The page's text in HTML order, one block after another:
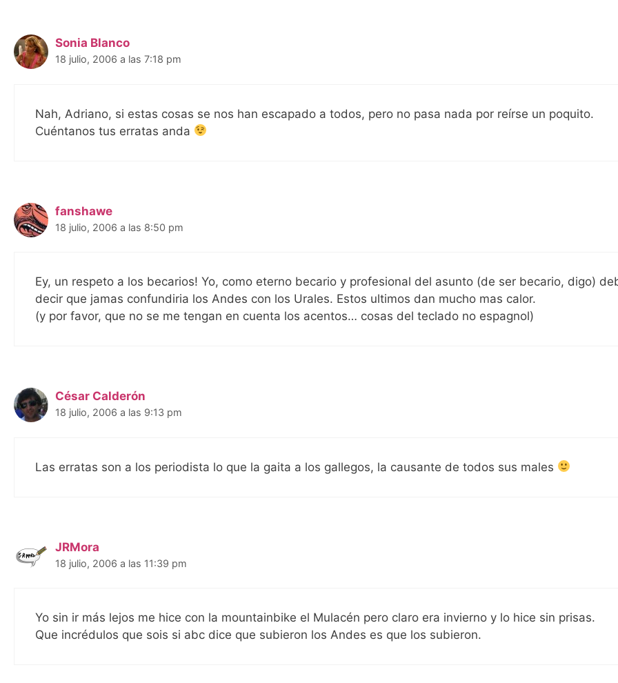
Sonia Blanco
18 julio, 2006 a las 7:18 pm
Nah, Adriano, si estas cosas se nos han escapado a todos, pero no pasa nada por reírse un poquito.
Cuéntanos tus erratas anda
fanshawe
18 julio, 2006 a las 8:50 pm
Ey, un respeto a los becarios! Yo, como eterno becario y profesional del asunto (de ser becario, digo)
decir que jamas confundiria los Andes con los Urales. Estos ultimos dan mucho mas calor.
(y por favor, que no se me tengan en cuenta los acentos… cosas del teclado no espagnol)
César Calderón
18 julio, 2006 a las 9:13 pm
Las erratas son a los periodista lo que la gaita a los gallegos, la causante de todos sus males
JRMora
18 julio, 2006 a las 11:39 pm
Yo sin ir más lejos me hice con la mountainbike el Mulacén pero claro era invierno y lo hice sin prisas.
Que incrédulos que sois si abc dice que subieron los Andes es que los subieron.